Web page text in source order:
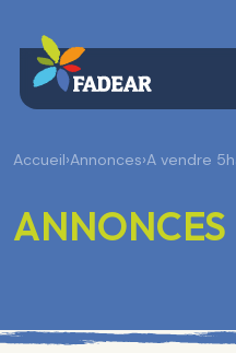
Accueil›Annonces›A vendre
ANNONCES